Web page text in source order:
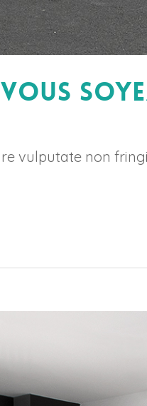
vulputate non